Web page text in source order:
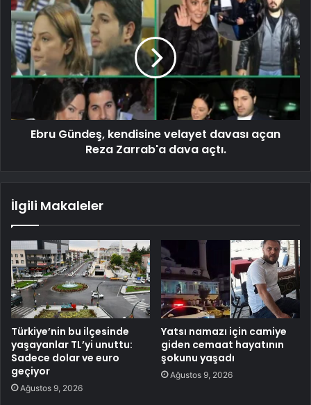
Ebru Gündeş, kendisine velayet davası açan
Reza Zarrab'a dava açtı.
İlgili Makaleler
Türkiye’nin bu ilçesinde
yaşayanlar TL’yi unuttu:
Sadece dolar ve euro
geçiyor
Ağustos 9, 2026
Yatsı namazı için camiye
giden cemaat hayatının
şokunu yaşadı
Ağustos 9, 2026